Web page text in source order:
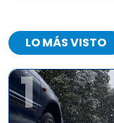
LO MÁS VISTO
1